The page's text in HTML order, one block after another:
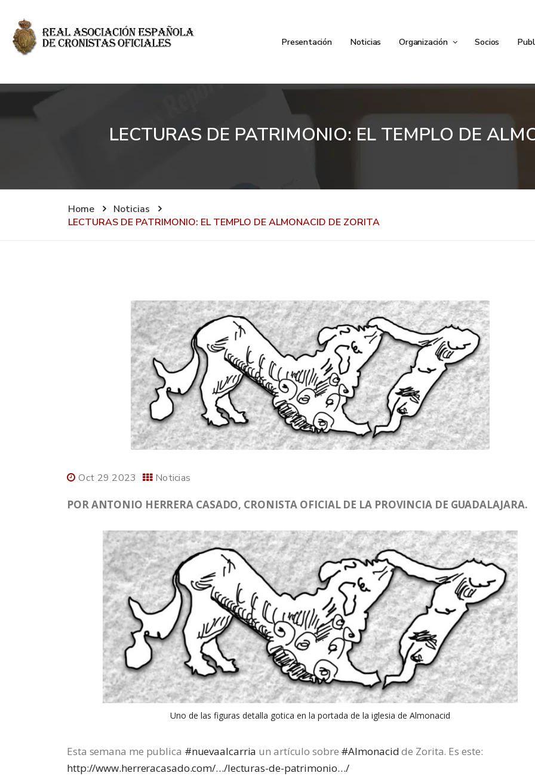
Presentación Noticias Organización Socios
LECTURAS DE PATRIMONIO: EL TEMPLO DE
Home
Noticias
LECTURAS DE PATRIMONIO: EL TEMPLO DE ALMONACID DE ZORITA
Oct 29 2023 Noticias
POR ANTONIO HERRERA CASADO, CRONISTA OFICIAL DE LA PROVINCIA DE GUADALAJARA.
Uno de las figuras detalla gotica en la portada de la iglesia de Almonacid
Esta semana me publica #nuevaalcarria un artículo sobre #Almonacidde Zorita. Es este:
http://www.herreracasado.com/…/lecturas-de-patrimonio…/